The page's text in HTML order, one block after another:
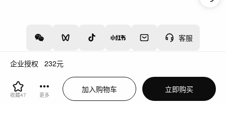
企业授权 232元
收藏47 更多
加入购物车 立即购买
客服
增值电信业务经营许可证：川B2-20160192
蜀ICP备12020238号-4
川公网安备51019002000262
违法和不良信息举报中心